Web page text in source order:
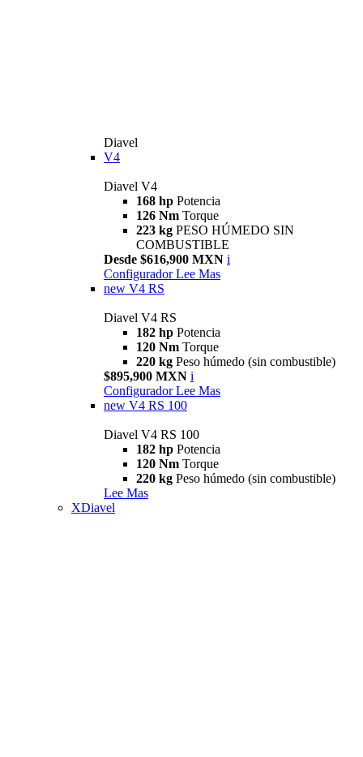
Diavel
V4
Diavel V4
168 hp Potencia
126 Nm Torque
223 kg PESO HÚMEDO SIN
COMBUSTIBLE
Desde $616,900 MXN i
Configurador Lee Mas
new V4 RS
Diavel V4 RS
182 hp Potencia
120 Nm Torque
220 kg Peso húmedo (sin combustible)
$895,900 MXN i
Configurador Lee Mas
new V4 RS 100
Diavel V4 RS 100
182 hp Potencia
120 Nm Torque
220 kg Peso húmedo (sin combustible)
Lee Mas
XDiavel